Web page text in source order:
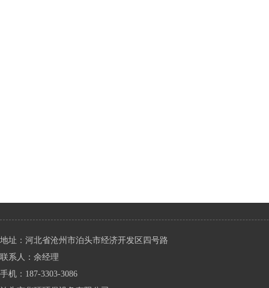
地址：河北省沧州市泊头市经济开发区四号路
联系人：余经理
手机：187-3303-3086